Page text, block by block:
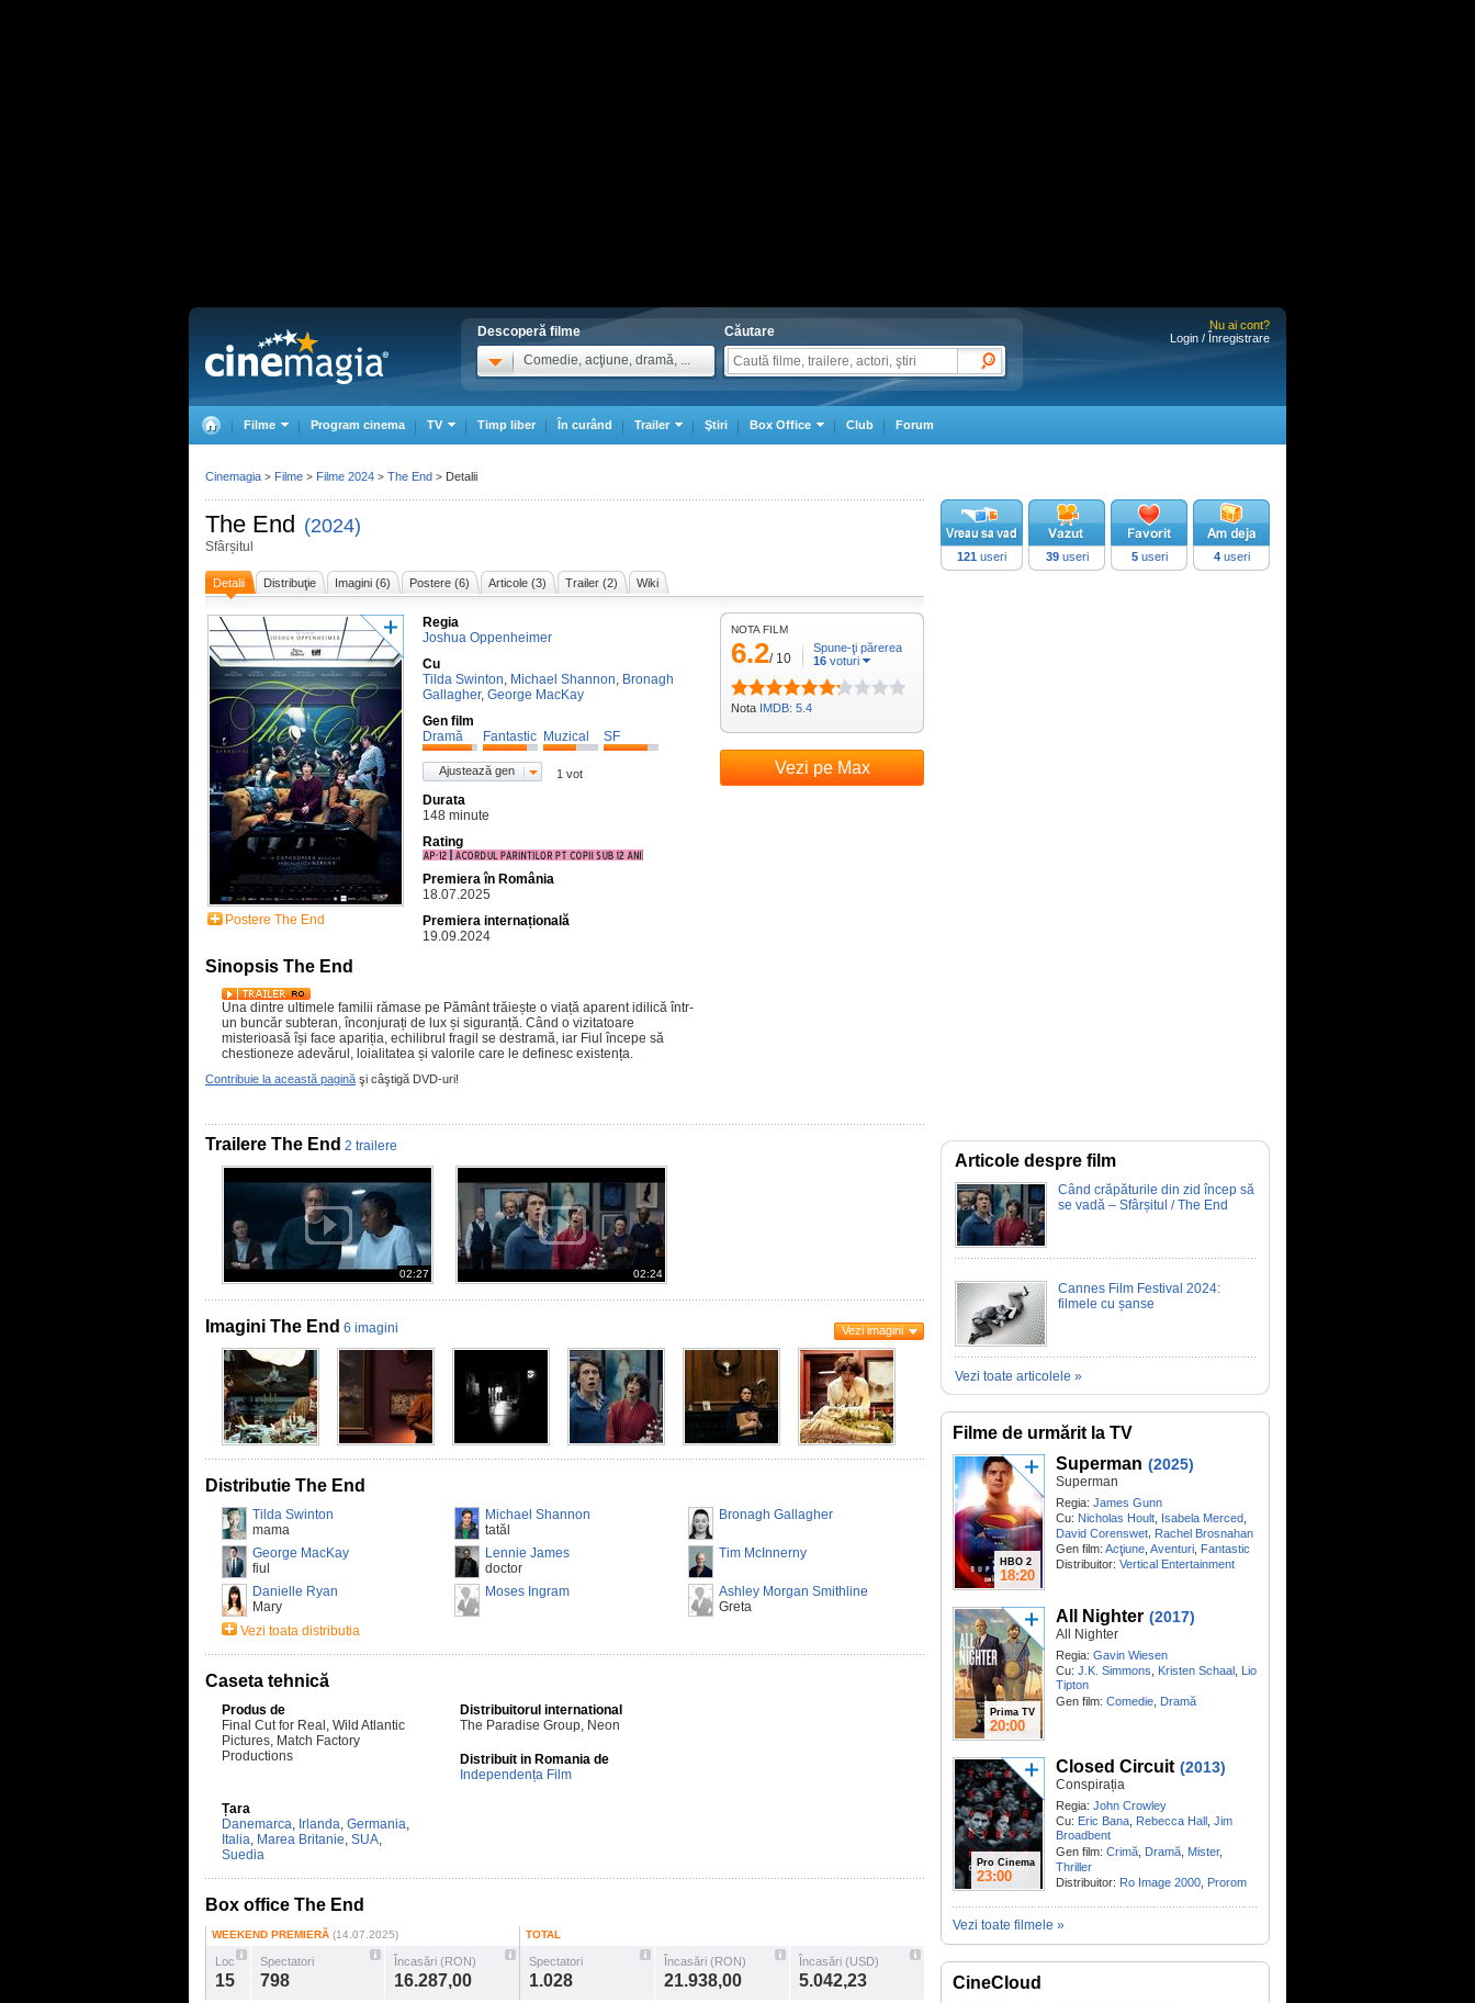
Descoperă filme
Comedie, acţiune, dramă, ...
Căutare
Nu ai cont?
Login / Înregistrare
Filme Program cinema TV Timp liber În curând Trailer Ştiri Box Office Club Forum
The End (2024)
Sfârșitul
Detalii Distribuţie Imagini (6) Postere (6) Articole (3) Trailer (2) Wiki
Postere The End
Regia
Joshua Oppenheimer
Cu
Tilda Swinton, Michael Shannon, Bronagh
Gallagher, George MacKay
Gen film
Dramă
Fantastic Muzical SF
Ajustează gen 1 vot
Durata
148 minute
Rating
Premiera în România
18.07.2025
Premiera internațională
19.09.2024
Sinopsis The End
Una dintre ultimele familii rămase pe Pământ trăiește o viață aparent idilică într-
un buncăr subteran, înconjurați de lux și siguranță. Când o vizitatoare
misterioasă își face apariția, echilibrul fragil se destramă, iar Fiul începe să
chestioneze adevărul, loialitatea și valorile care le definesc existența.
Contribuie la această pagină şi câştigă DVD-uri!
NOTA FILM
6.2/ 10
Spune-ţi părerea
16 voturi
Nota IMDB: 5.4
Vezi pe Max
121 useri 39useri 5useri 4useri
Trailere The End 2 trailere
02:27 02:24
Imagini The End 6 imagini Vezi imagini
Distributie The End
Tilda Swinton
mama
Michael Shannon
tatăl
Bronagh Gallagher
George MacKay
fiul
Lennie James
doctor
Tim McInnerny
Danielle Ryan
Mary
Moses Ingram
Ashley Morgan Smithline
Greta
Vezi toata distributia
Caseta tehnică
Produs de
Final Cut for Real, Wild Atlantic
Pictures, Match Factory
Productions
Distribuitorul international
The Paradise Group, Neon
Distribuit in Romania de
Independența Film
Țara
Danemarca, Irlanda, Germania,
Italia, Marea Britanie, SUA,
Suedia
Box office The End
WEEKEND PREMIERĂ (14.07.2025)
Loc
15
Spectatori
798
Încasări (RON)
16.287,00
TOTAL
Spectatori
1.028
Încasări (RON)
21.938,00
Încasări (USD)
5.042,23
Articole despre film
Când crăpăturile din zid încep să
se vadă – Sfârșitul / The End
Cannes Film Festival 2024:
filmele cu șanse
Vezi toate articolele »
Filme de urmărit la TV
HBO 2
18:20
Superman (2025)
Superman
Regia: James Gunn
Cu: Nicholas Hoult Isabela Merced
David Corenswet, Rachel Brosnahan
Gen film: Acţiune Aventuri Fantastic
Distribuitor: Vertical Entertainment
Prima TV
20:00
All Nighter (2017)
All Nighter
Regia: Gavin Wiesen
Cu: J.K. Simmons Kristen Schaal Lio
Tipton
Gen film: Comedie Dramă
Pro Cinema
23:00
Closed Circuit (2013)
Conspirația
Regia: John Crowley
Cu: Eric Bana Rebecca Hall Jim
Broadbent
Gen film: Crimă Dramă Mister,
Thriller
Distribuitor: Ro Image 2000 Prorom
Vezi toate filmele »
CineCloud
Cinemagia > Filme > Filme 2024 > The End > Detalii